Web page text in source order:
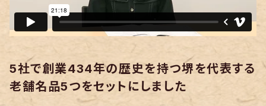
5社で創業434年の歴史を持つ堺を代表する
老舗名品5つをセットにしました